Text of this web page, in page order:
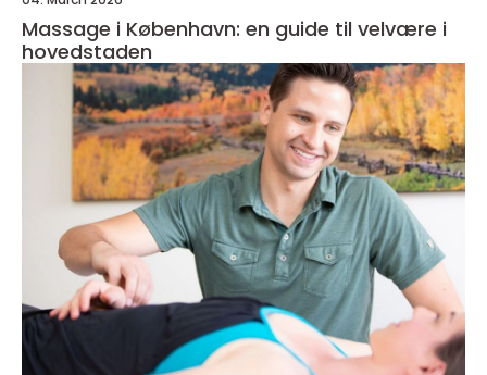
Massage i København: en guide til velvære i
hovedstaden